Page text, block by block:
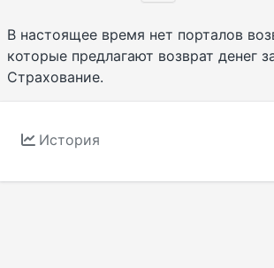
В настоящее время нет порталов
которые предлагают возврат денег
Страхование.
История